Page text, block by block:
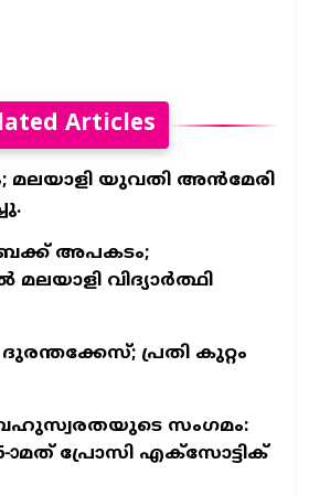
Articles
മലയാളി യുവതി അന്‍മേരി
അപകടം;
വിദ്യാര്‍ത്ഥി
പ്രതി കുറ്റം
സംഗമം:
ാമത് പ്രോസി എക്സോട്ടിക്